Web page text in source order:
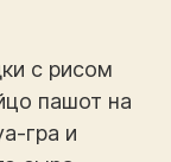
с рисом
пашот на
гра и